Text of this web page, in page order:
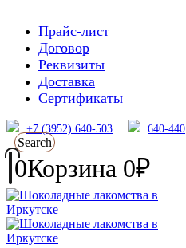
Прайс-лист
Договор
Реквизиты
Доставка
Сертификаты
+7 (3952) 640-503 640-440
Search
0Корзина 0₽